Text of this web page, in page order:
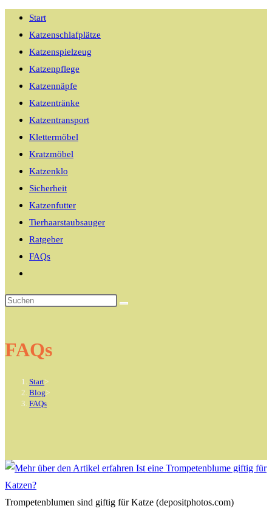
Start
Katzenschlafplätze
Katzenspielzeug
Katzenpflege
Katzennäpfe
Katzentränke
Katzentransport
Klettermöbel
Kratzmöbel
Katzenklo
Sicherheit
Katzenfutter
Tierhaarstaubsauger
Ratgeber
FAQs
umschalten
FAQs
Start>
Blog>
FAQs
Trompetenblumen sind giftig für Katze (depositphotos.com)